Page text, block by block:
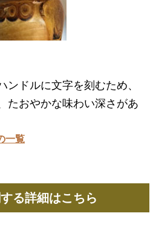
ンドルに文字を刻むため、
たおやかな味わい深さがあ
一覧
る詳細はこちら